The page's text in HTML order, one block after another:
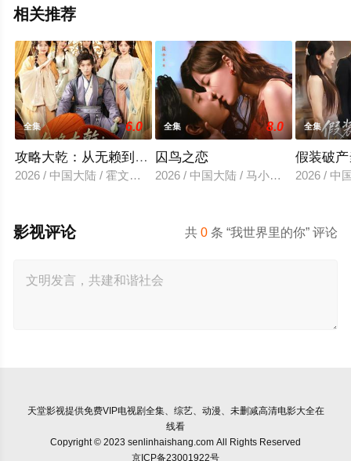
相关推荐
全集 6.0
攻略大乾：从无赖到霸主
2026 / 中国大陆 / 霍文琦＆陈洁蕾
全集 8.0
囚鸟之恋
2026 / 中国大陆 / 马小宇&兰岚
全集
假装破
2026 / 中
共0 条 “我世界里的你” 评论
影视评论
天堂影视提供免费VIP电视剧全集、综艺、动漫、未删减高清电影大全在
线看
Copyright © 2023 senlinhaishang.com All Rights Reserved
京ICP备23001922号